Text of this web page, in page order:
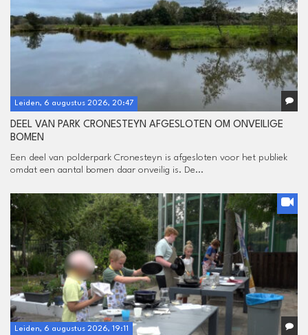
Leiden, 6 augustus 2026, 20:47
DEEL VAN PARK CRONESTEYN AFGESLOTEN OM ONVEILIGE
BOMEN
Een deel van polderpark Cronesteyn is afgesloten voor het publiek
omdat een aantal bomen daar onveilig is. De...
Leiden, 6 augustus 2026, 19:11